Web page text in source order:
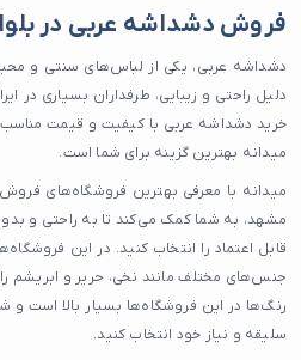
فروش دشداشه عربی در
دشداشه عربی، یکی از لباس‌های سنتی و
دلیل راحتی و زیبایی، طرفداران بسیاری در
خرید دشداشه عربی با کیفیت و قیمت
میدانه بهترین گزینه برای شما است.
میدانه با معرفی بهترین فروشگاه‌های
مشهد، به شما کمک می‌کند تا به راحتی و
قابل اعتماد را انتخاب کنید. در این
جنس‌های مختلف مانند نخی، حریر و ابریشم
رنگ‌ها در این فروشگاه‌ها بسیار بالا است و
سلیقه و نیاز خود انتخاب کنید.